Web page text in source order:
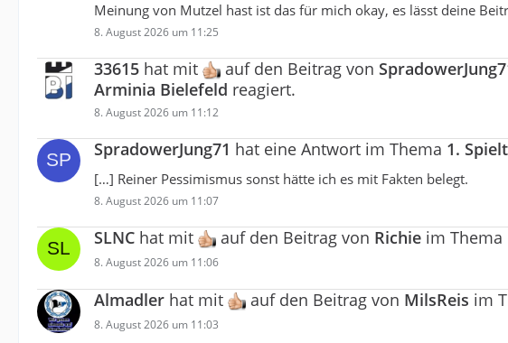
Meinung von Mutzel hast ist das für mich okay, es lässt deine
8. August 2026 um 11:25
33615 hat mit auf den Beitrag von
Arminia Bielefeld reagiert.
8. August 2026 um 11:12
SpradowerJung71 hat eine Antwort im Thema 1.
[…] Reiner Pessimismus sonst hätte ich es mit Fakten belegt.
8. August 2026 um 11:07
SLNC hat mit auf den Beitrag von Richie im Thema
8. August 2026 um 11:06
Almadler hat mit auf den Beitrag von MilsReis im
8. August 2026 um 11:03